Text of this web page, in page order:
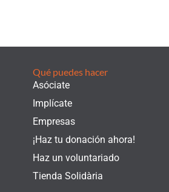
Qué puedes hacer
Asóciate
Implícate
Empresas
¡Haz tu donación ahora!
Haz un voluntariado
Tienda Solidària